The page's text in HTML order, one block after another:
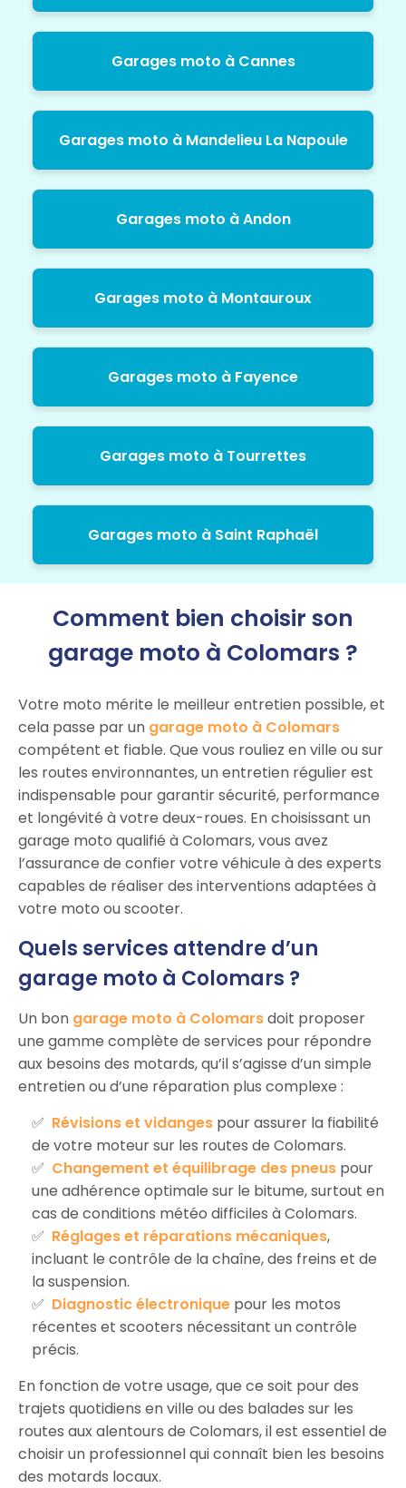
Garages moto à Cannes
Garages moto à Mandelieu La Napoule
Garages moto à Andon
Garages moto à Montauroux
Garages moto à Fayence
Garages moto à Tourrettes
Garages moto à Saint Raphaël
Comment bien choisir son
garage moto à Colomars ?
Votre moto mérite le meilleur entretien possible, et
cela passe par un garage moto à Colomars
compétent et fiable. Que vous rouliez en ville ou sur
les routes environnantes, un entretien régulier est
indispensable pour garantir sécurité, performance
et longévité à votre deux-roues. En choisissant un
garage moto qualifié à Colomars, vous avez
l’assurance de confier votre véhicule à des experts
capables de réaliser des interventions adaptées à
votre moto ou scooter.
Quels services attendre d’un
garage moto à Colomars ?
Un bon garage moto à Colomarsdoit proposer
une gamme complète de services pour répondre
aux besoins des motards, qu’il s’agisse d’un simple
entretien ou d’une réparation plus complexe :
Révisions et vidanges pour assurer la fiabilité
de votre moteur sur les routes de Colomars.
Changement et équilibrage des pneus pour
une adhérence optimale sur le bitume, surtout en
cas de conditions météo difficiles à Colomars.
Réglages et réparations mécaniques,
incluant le contrôle de la chaîne, des freins et de
la suspension.
Diagnostic électronique pour les motos
récentes et scooters nécessitant un contrôle
précis.
En fonction de votre usage, que ce soit pour des
trajets quotidiens en ville ou des balades sur les
routes aux alentours de Colomars, il est essentiel de
choisir un professionnel qui connaît bien les besoins
des motards locaux.